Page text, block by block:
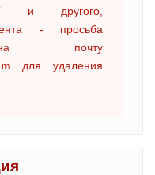
и другого,
- просьба
почту
для удаления